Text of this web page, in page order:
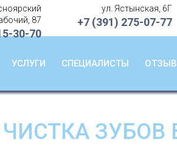
Услуги
Специалисты
87
30-70
ул. Ястынская, 6Г
+7 (391) 275-07-77
УСЛУГИ СПЕЦИАЛИСТЫ
ЗУБОВ